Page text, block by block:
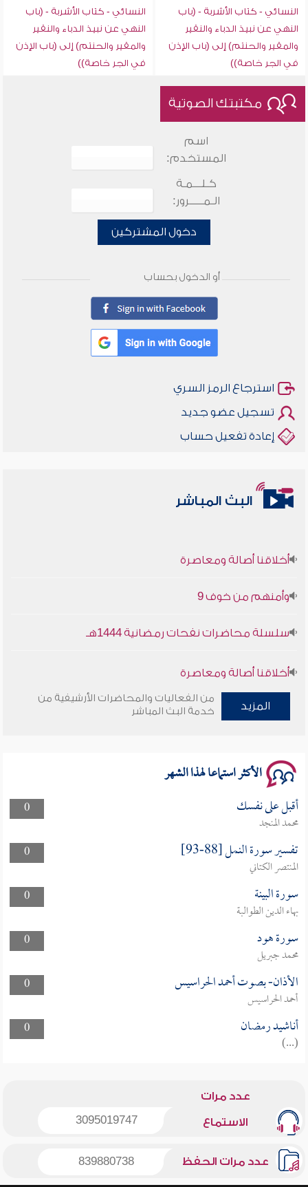
النسائي - كتاب الأشربة - (باب
النهي عن نبيذ الدباء والنقير
والمقير والحنتم) إلى (باب الإذن
في الجر خاصة))
النسائي - كتاب الأشربة - (باب
النهي عن نبيذ الدباء والنقير
والمقير والحنتم) إلى (باب الإذن
في الجر خاصة))
مكتبتك الصوتية
اسم
المستخدم:
كـلـــمـة
الـمـــــرور:
دخول المشتركين
أو الدخول بحساب
استرجاع الرمز السري
تسجيل عضو جديد
إعادة تفعيل حساب
البث المباشر
أخلاقنا أصالة ومعاصرة
وأمنهم من خوف 9
سلسلة محاضرات نفحات رمضانية 1444هـ
أخلاقنا أصالة ومعاصرة
وأمنهم من خوف 9
المزيد
من الفعاليات والمحاضرات الأرشيفية من
خدمة البث المباشر
الأكثر استماعا لهذا الشهر
0 أقبل على نفسك
محمد المنجد
0
تفسير سورة النمل [88-93]
المنتصر الكتاني
0
سورة البينة
بهاء الدين الطوالبة
0
سورة هود
محمد جبريل
0
الأذان- بصوت أحمد الحراسيس
أحمد الحراسيس
0
أناشيد رمضان
(...)
عدد مرات
الاستماع 3095019747
عدد مرات الحفظ 839880738